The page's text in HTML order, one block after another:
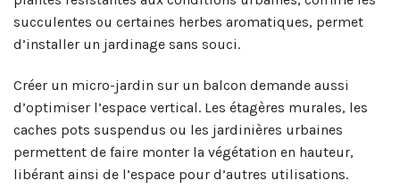
succulentes ou certaines herbes aromatiques, permet
d’installer un jardinage sans souci.
Créer un micro-jardin sur un balcon demande aussi
d’optimiser l’espace vertical. Les étagères murales, les
caches pots suspendus ou les jardinières urbaines
permettent de faire monter la végétation en hauteur,
libérant ainsi de l’espace pour d’autres utilisations.